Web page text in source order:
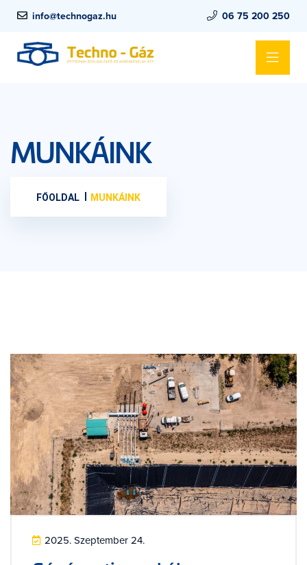
info@technogaz.hu 06 75 200 250
MUNKÁINK
FŐOLDAL MUNKÁINK
2025. Szeptember 24.